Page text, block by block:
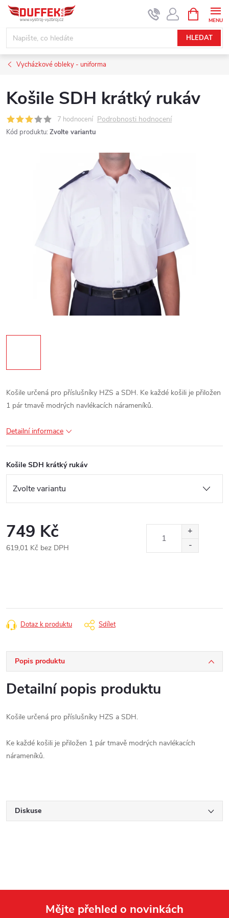
Přejít
obsah
HLEDAT
NÁKUPNÍ
KOŠÍK
Vycházkové obleky - uniforma
Košile SDH krátký rukáv
7 hodnocení Podrobnosti hodnocení
Kód produktu: Zvolte variantu
Košile určená pro příslušníky HZS a SDH. Ke každé košili je přiložen
1 pár tmavě modrých navlékacích nárameníků.
Detailní informace
Košile SDH krátký rukáv
749 Kč
619,01 Kč bez DPH
Dotaz k produktu Sdílet
Popis produktu
Detailní popis produktu
Košile určená pro příslušníky HZS a SDH.
Ke každé košili je přiložen 1 pár tmavě modrých navlékacích
nárameníků.
Diskuse
Mějte přehled o novinkách